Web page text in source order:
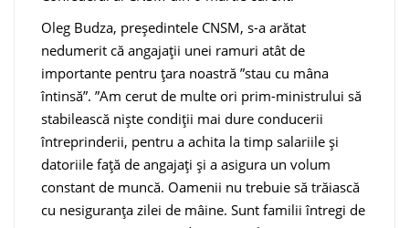
Oleg Budza, președintele CNSM, s-a arătat
nedumerit că angajații unei ramuri atât de
importante pentru țara noastră ”stau cu mâna
întinsă”. ”Am cerut de multe ori prim-ministrului să
stabilească niște condiții mai dure conducerii
întreprinderii, pentru a achita la timp salariile și
datoriile față de angajați și a asigura un volum
constant de muncă. Oamenii nu trebuie să trăiască
cu nesiguranța zilei de mâine. Sunt familii întregi de